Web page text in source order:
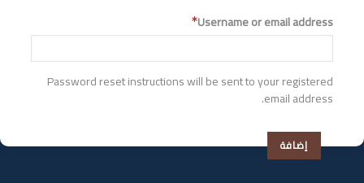
Username or email address
Password reset instructions will be sent to your registered
email address.